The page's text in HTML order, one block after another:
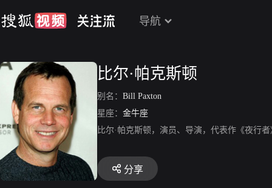
导航
比尔·帕克斯顿
别名： Bill Paxton
星座： 金牛座
比尔·帕克斯顿，演员、导演，代表作《夜行
分享